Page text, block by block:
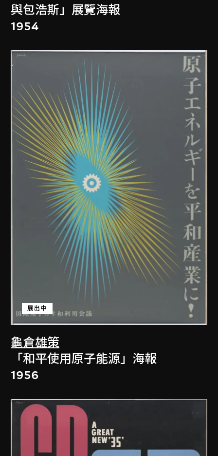
與包浩斯」展覽海報
1954
龜倉雄策
展出中
「和平使用原子能源」海報
1956